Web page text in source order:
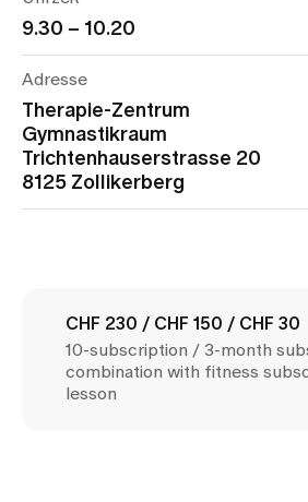
Jobs & Career
Contact us
9.30 – 10.20
Adresse
Therapie-Zentrum
Gymnastikraum
Trichtenhauserstrasse 20
8125 Zollikerberg
CHF 230 / CHF 150 / CHF 30
10-subscription / 3-month
combination with fitness
lesson